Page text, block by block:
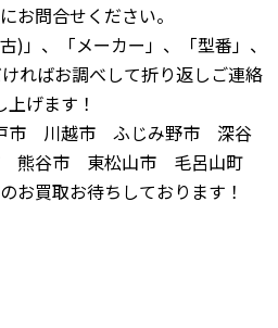
お問合せください。
)」、「メーカー」、「型番」、
ればお調べして折り返しご連絡
上げます！
市 川越市 ふじみ野市 深谷
熊谷市 東松山市 毛呂山町
買取お待ちしております！